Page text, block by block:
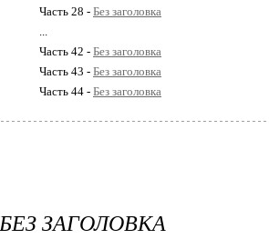
Часть 28 - Без заголовка
...
Часть 42 - Без заголовка
Часть 43 - Без заголовка
Часть 44 - Без заголовка
БЕЗ ЗАГОЛОВКА